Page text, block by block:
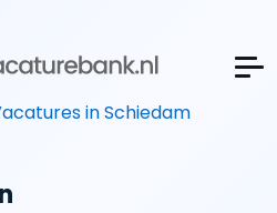
in Schiedam